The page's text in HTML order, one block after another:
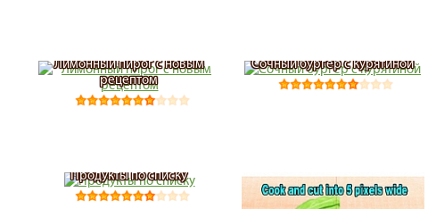
Лимонный пирог с новым
рецептом
Сочный бургер с курятиной
Продукты по списку